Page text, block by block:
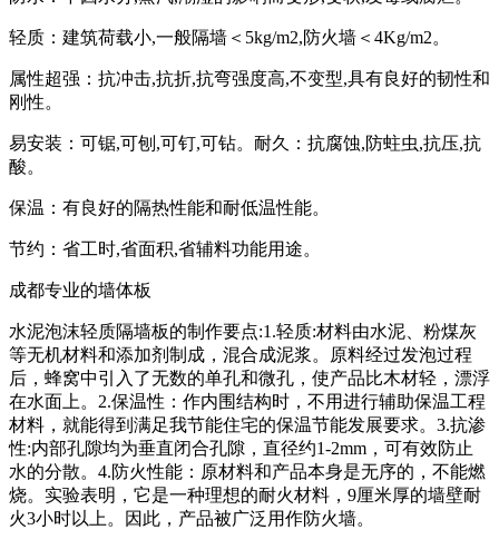
轻质：建筑荷载小,一般隔墙＜5kg/m2,防火墙＜4Kg/m2。
属性超强：抗冲击,抗折,抗弯强度高,不变型,具有良好的韧性和
刚性。
易安装：可锯,可刨,可钉,可钻。耐久：抗腐蚀,防蛀虫,抗压,抗
酸。
保温：有良好的隔热性能和耐低温性能。
节约：省工时,省面积,省辅料功能用途。
成都专业的墙体板
水泥泡沫轻质隔墙板的制作要点:1.轻质:材料由水泥、粉煤灰
等无机材料和添加剂制成，混合成泥浆。原料经过发泡过程
后，蜂窝中引入了无数的单孔和微孔，使产品比木材轻，漂浮
在水面上。2.保温性：作内围结构时，不用进行辅助保温工程
材料，就能得到满足我节能住宅的保温节能发展要求。3.抗渗
性:内部孔隙均为垂直闭合孔隙，直径约1-2mm，可有效防止
水的分散。4.防火性能：原材料和产品本身是无序的，不能燃
烧。实验表明，它是一种理想的耐火材料，9厘米厚的墙壁耐
火3小时以上。因此，产品被广泛用作防火墙。